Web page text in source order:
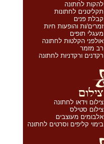
להקות לחתונה
תקליטנים לחתונות
קבלת פנים
זמרים/ות והופעות חיות
מעגלי תופים
אולפני הקלטות לחתונה
רב מזמר
רקדנים ורקדניות לחתונה
צילום וידאו לחתונה
צילום סטילס
אלבומים מעוצבים
בימוי קליפים וסרטים לחתונה